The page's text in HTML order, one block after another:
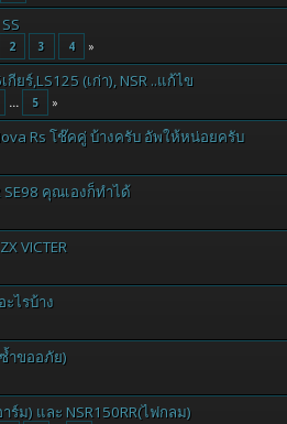
2 3 4
กียร์,LS125 (เก่า), NSR ..แก้ไข
... 5
Rs โช๊คคู่ บ้างครับ อัพให้หน่อยครับ
คุณเองก็ทำได้
VICTER
ไรบ้าง
ำขออภัย)
ร์ม) และ NSR150RR(ไฟกลม)